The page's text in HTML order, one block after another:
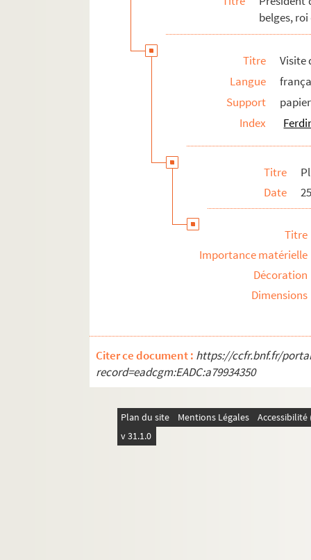
belges, roi
Titre
Visite
Langue
Support
papier
Index
Titre
Date
Titre
Importance matérielle
Décoration
Dimensions
Citer ce document : https://ccfr.bnf.fr/
record=eadcgm:EADC:a79934350
Plan du site Mentions Légales
v 31.1.0